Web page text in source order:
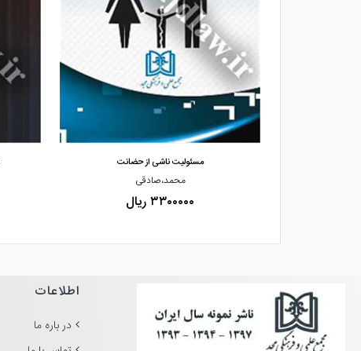
مشاهده و خرید
مسئولیت ناشی از حضانت
محمد،صادقی
۳۳۰۰۰۰۰ ریال
اطلاعات
در باره ما